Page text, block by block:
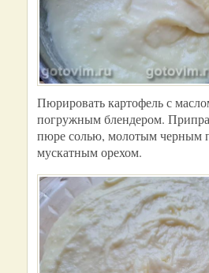
Пюрировать картофель с
погружным блендером.
пюре солью, молотым черным
мускатным орехом.